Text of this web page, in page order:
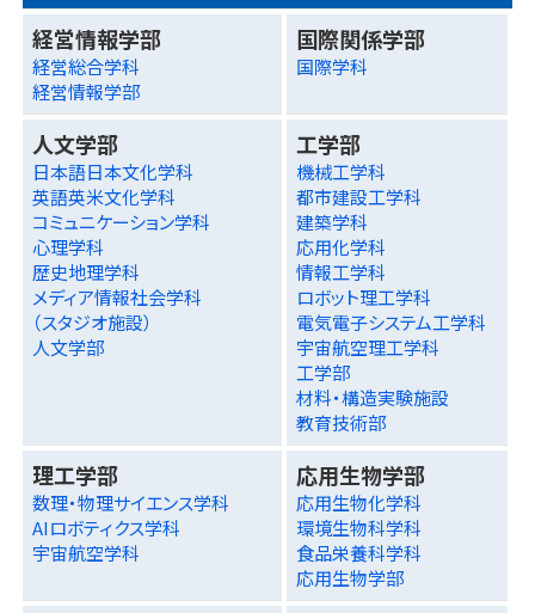
経営情報学部
経営総合学科
経営情報学部
国際関係学部
国際学科
人文学部
日本語日本文化学科
英語英米文化学科
コミュニケーション学科
心理学科
歴史地理学科
メディア情報社会学科
（スタジオ施設）
人文学部
工学部
機械工学科
都市建設工学科
建築学科
応用化学科
情報工学科
ロボット理工学科
電気電子システム工学科
宇宙航空理工学科
工学部
材料・構造実験施設
教育技術部
理工学部
数理・物理サイエンス学科
AIロボティクス学科
宇宙航空学科
応用生物学部
応用生物化学科
環境生物科学科
食品栄養科学科
応用生物学部